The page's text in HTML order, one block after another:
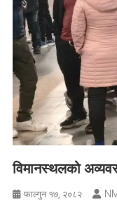
विमानस्थलको
फाल्गुन १७, २०८२